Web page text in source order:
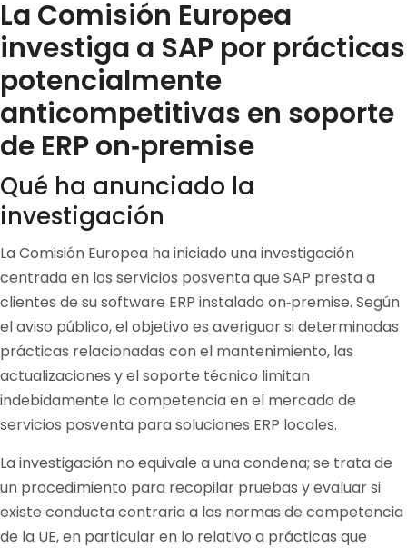
La Comisión Europea
investiga a SAP por prácticas
potencialmente
anticompetitivas en soporte
de ERP on‑premise
Qué ha anunciado la
investigación
La Comisión Europea ha iniciado una investigación
centrada en los servicios posventa que SAP presta a
clientes de su software ERP instalado on‑premise. Según
el aviso público, el objetivo es averiguar si determinadas
prácticas relacionadas con el mantenimiento, las
actualizaciones y el soporte técnico limitan
indebidamente la competencia en el mercado de
servicios posventa para soluciones ERP locales.
La investigación no equivale a una condena; se trata de
un procedimiento para recopilar pruebas y evaluar si
existe conducta contraria a las normas de competencia
de la UE, en particular en lo relativo a prácticas que